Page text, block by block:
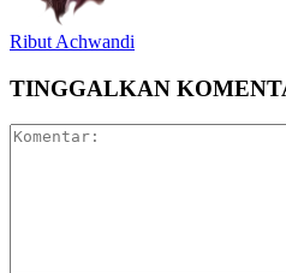
Ribut Achwandi
TINGGALKAN